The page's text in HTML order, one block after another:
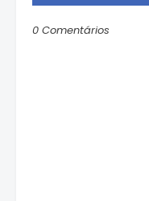
0 Comentários